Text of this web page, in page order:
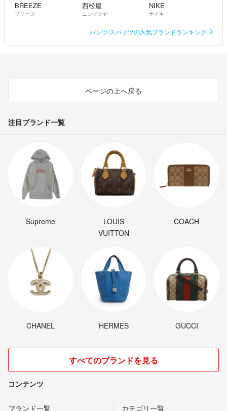
BREEZE
ブリーズ
西松屋
ニシマツヤ
NIKE
ナイキ
パンツ/スパッツの人気ブランドランキング
ページの上へ戻る
注目ブランド一覧
Supreme
LOUIS
VUITTON
COACH
CHANEL HERMES GUCCI
すべてのブランドを見る
コンテンツ
ブランド一覧 カテゴリ一覧